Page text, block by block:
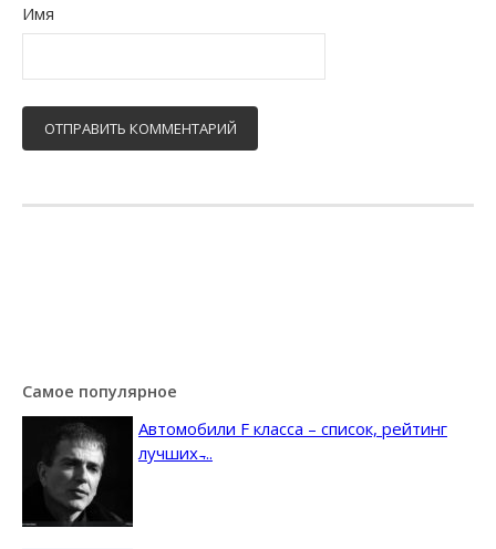
Имя
Самое популярное
Автомобили F класса – список, рейтинг
лучших ̵...